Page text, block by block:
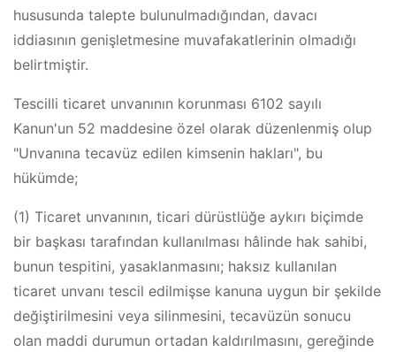
hususunda talepte bulunulmadığından, davacı
iddiasının genişletmesine muvafakatlerinin olmadığı
belirtmiştir.
Tescilli ticaret unvanının korunması 6102 sayılı
Kanun'un 52 maddesine özel olarak düzenlenmiş olup
"Unvanına tecavüz edilen kimsenin hakları", bu
hükümde;
(1) Ticaret unvanının, ticari dürüstlüğe aykırı biçimde
bir başkası tarafından kullanılması hâlinde hak sahibi,
bunun tespitini, yasaklanmasını; haksız kullanılan
ticaret unvanı tescil edilmişse kanuna uygun bir şekilde
değiştirilmesini veya silinmesini, tecavüzün sonucu
olan maddi durumun ortadan kaldırılmasını, gereğinde